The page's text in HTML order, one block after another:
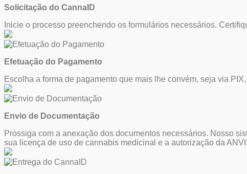
Solicitação do CannaID
Inicie o processo preenchendo os formulários necessários.
Efetuação do Pagamento
Escolha a forma de pagamento que mais lhe convém, seja via
Envio de Documentação
Prossiga com a anexação dos documentos necessários. Nosso
sua licença de uso de cannabis medicinal e a autorização da